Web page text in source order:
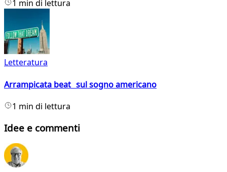
1 min di lettura
Letteratura
Arrampicata beat sul sogno americano
1 min di lettura
Idee e commenti